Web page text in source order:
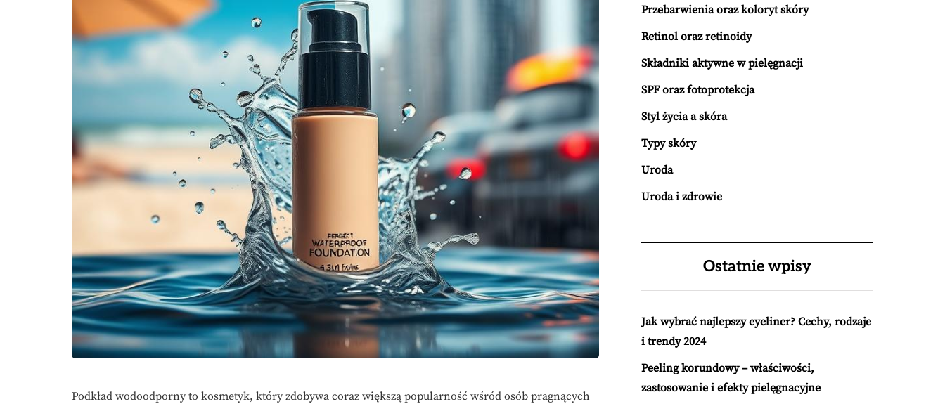
Podkład wodoodporny to kosmetyk, który zdobywa coraz większą popularność wśród osób pragnących
Przebarwienia oraz koloryt skóry
Retinol oraz retinoidy
Składniki aktywne w pielęgnacji
SPF oraz fotoprotekcja
Styl życia a skóra
Typy skóry
Uroda
Uroda i zdrowie
Ostatnie wpisy
Jak wybrać najlepszy eyeliner? Cechy, rodzaje
i trendy 2024
Peeling korundowy – właściwości,
zastosowanie i efekty pielęgnacyjne